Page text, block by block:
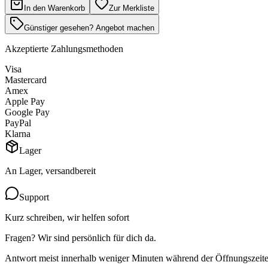
In den Warenkorb Zur Merkliste
Günstiger gesehen? Angebot machen
Akzeptierte Zahlungsmethoden
Visa
Mastercard
Amex
Apple Pay
Google Pay
PayPal
Klarna
Lager
An Lager, versandbereit
Support
Kurz schreiben, wir helfen sofort
Fragen? Wir sind persönlich für dich da.
Antwort meist innerhalb weniger Minuten während der